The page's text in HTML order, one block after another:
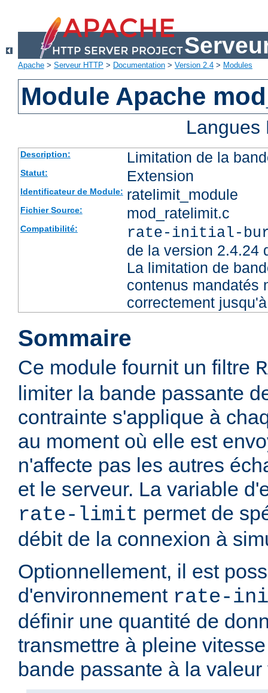
Apache > Serveur HTTP > Documentation > Version 2.4 > Modules
Module Apache
Description: Limitation de la
Statut: Extension
Identificateur de Module: ratelimit_module
Fichier Source: mod_ratelimit.c
Compatibilité: rate-initial-
de la version 2.4.24
La limitation de
contenus mandatés
correctement
Sommaire
Ce module fournit un filtre
limiter la bande passante
contrainte s'applique à
au moment où elle est
n'affecte pas les autres
et le serveur. La variable
rate-limit permet de
débit de la connexion à
Optionnellement, il est
d'environnement rate-
définir une quantité de
transmettre à pleine
bande passante à la